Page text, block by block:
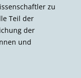
zu
Teil der
der
und